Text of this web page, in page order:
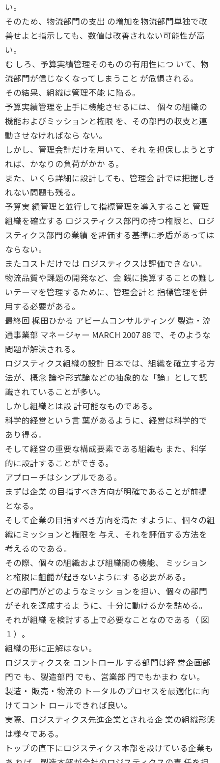
い。
そのため、物流部門の支出 の増加を物流部門単独で改
善せよと指示しても、数値は改善されない可能性が高
い。
む しろ、予算実績管理そのものの有用性につ いて、物
流部門が信じなくなってしまうこと が危惧される。
その結果、組織は管理不能 に陥る。
予算実績管理を上手に機能させるには、 個々の組織の
機能およびミッションと権限 を、その部門の収支と連
動させなければなら ない。
しかし、管理会計だけを用いて、それ を担保しようとす
れば、かなりの負荷がかか る。
また、いくら詳細に設計しても、管理会 計では把握しき
れない問題も残る。
予算実 績管理と並行して指標管理を導入すること 管理
組織を確立する ロジスティクス部門の持つ権限と、ロジ
スティクス部門の業績 を評価する基準に矛盾があっては
ならない。
またコストだけでは ロジスティクスは評価できない。
物流品質や課題の開発など、金 銭に換算することの難し
いテーマを管理するために、管理会計と 指標管理を併
用する必要がある。
最終回 梶田ひかる アビームコンサルティング 製造・流
通事業部 マネージャー MARCH 2007 88 で、そのような
問題が解決される。
ロジスティクス組織の設計 日本では、組織を確立する方
法が、概念 論や形式論などの抽象的な「論」として認
識されていることが多い。
しかし組織とは設 計可能なものである。
科学的経営という言 葉があるように、経営は科学的で
あり得る。
そして経営の重要な構成要素である組織も また、科学
的に設計することができる。
アプローチはシンプルである。
まずは企業 の目指すべき方向が明確であることが前提
となる。
そして企業の目指すべき方向を満た すように、個々の組
織にミッションと権限を 与え、それを評価する方法を
考えるのである。
その際、個々の組織および組織間の機能、 ミッション
と権限に齟齬が起きないようにす る必要がある。
どの部門がどのようなミッシ ョンを担い、個々の部門
がそれを達成するよ うに、十分に動けるかを詰める。
それが組織 を検討する上で必要なことなのである（ 図
１）。
組織の形に正解はない。
ロジスティクスを コントロール する部門は経 営企画部
門で も、製造部門 でも、営業部 門でもかまわ ない。
製造・ 販売・物流の トータルのプロセスを最適化に向
けてコント ロールできれば良い。
実際、ロジスティクス先進企業とされる企 業の組織形態
は様々である。
トップの直下にロジスティクス本部を設けている企業も